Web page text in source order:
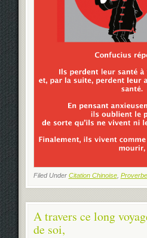
Filed Under Citation Chinoise,
A travers ce long
de soi,